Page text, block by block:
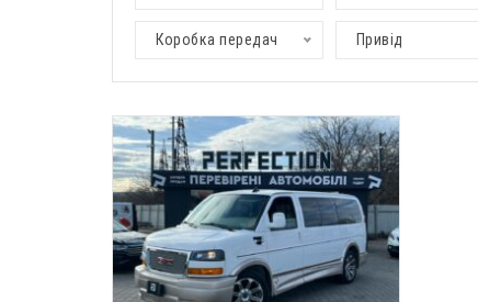
Коробка передач Привід